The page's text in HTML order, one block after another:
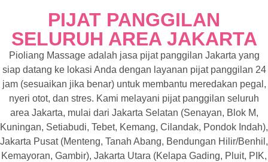
PIJAT PANGGILAN
SELURUH AREA JAKARTA
Pioliang Massage adalah jasa pijat panggilan Jakarta yang
siap datang ke lokasi Anda dengan layanan pijat panggilan 24
jam (sesuaikan jika benar) untuk membantu meredakan pegal,
nyeri otot, dan stres. Kami melayani pijat panggilan seluruh
area Jakarta, mulai dari Jakarta Selatan (Senayan, Blok M,
Kuningan, Setiabudi, Tebet, Kemang, Cilandak, Pondok Indah),
Jakarta Pusat (Menteng, Tanah Abang, Bendungan Hilir/Benhil,
Kemayoran, Gambir), Jakarta Utara (Kelapa Gading, Pluit, PIK,